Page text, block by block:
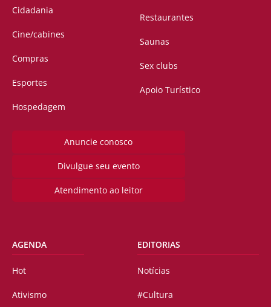
Cidadania
Cine/cabines
Compras
Esportes
Hospedagem
Restaurantes
Saunas
Sex clubs
Apoio Turístico
Anuncie conosco
Divulgue seu evento
Atendimento ao leitor
AGENDA
Hot
Ativismo
EDITORIAS
Notícias
#Cultura